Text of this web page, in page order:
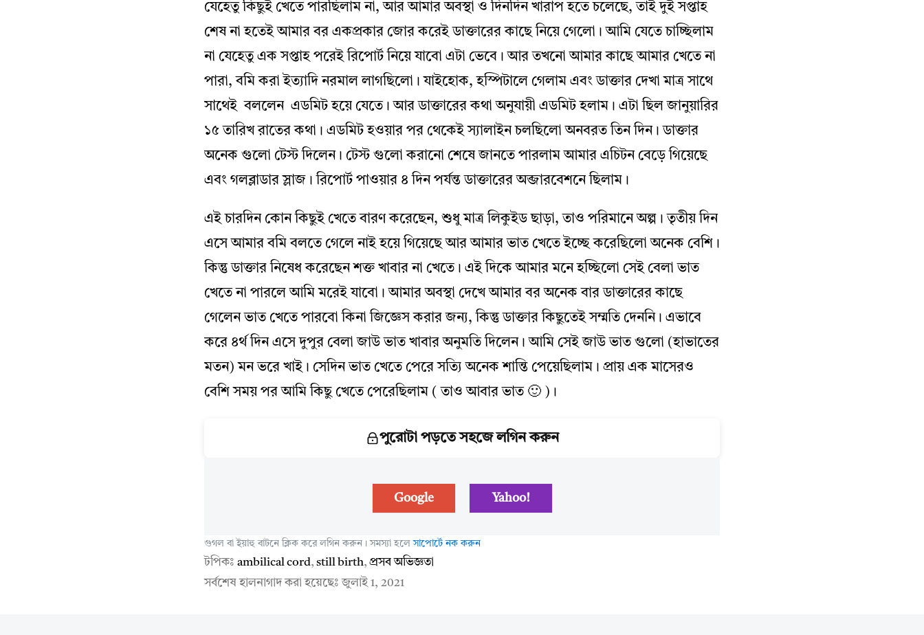
যেহেতু কিছুই খেতে পারছিলাম না, আর আমার অবস্থা ও দিনদিন খারাপ হতে চলেছে, তাই দুই সপ্তাহ
শেষ না হতেই আমার বর একপ্রকার জোর করেই ডাক্তারের কাছে নিয়ে গেলো। আমি যেতে চাচ্ছিলাম
না যেহেতু এক সপ্তাহ পরেই রিপোর্ট নিয়ে যাবো এটা ভেবে। আর তখনো আমার কাছে আমার খেতে না
পারা, বমি করা ইত্যাদি নরমাল লাগছিলো। যাইহোক, হস্পিটালে গেলাম এবং ডাক্তার দেখা মাত্র সাথে
সাথেই বললেন এডমিট হয়ে যেতে। আর ডাক্তারের কথা অনুযায়ী এডমিট হলাম। এটা ছিল জানুয়ারির
১৫ তারিখ রাতের কথা। এডমিট হওয়ার পর থেকেই স্যালাইন চলছিলো অনবরত তিন দিন। ডাক্তার
অনেক গুলো টেস্ট দিলেন। টেস্ট গুলো করানো শেষে জানতে পারলাম আমার এচিটন বেড়ে গিয়েছে
এবং গলব্লাডার স্লাজ। রিপোর্ট পাওয়ার ৪ দিন পর্যন্ত ডাক্তারের অব্জারবেশনে ছিলাম।
এই চারদিন কোন কিছুই খেতে বারণ করেছেন, শুধু মাত্র লিকুইড ছাড়া, তাও পরিমানে অল্প। তৃতীয় দিন
এসে আমার বমি বলতে গেলে নাই হয়ে গিয়েছে আর আমার ভাত খেতে ইচ্ছে করেছিলো অনেক বেশি।
কিন্তু ডাক্তার নিষেধ করেছেন শক্ত খাবার না খেতে। এই দিকে আমার মনে হচ্ছিলো সেই বেলা ভাত
খেতে না পারলে আমি মরেই যাবো। আমার অবস্থা দেখে আমার বর অনেক বার ডাক্তারের কাছে
গেলেন ভাত খেতে পারবো কিনা জিজ্ঞেস করার জন্য, কিন্তু ডাক্তার কিছুতেই সম্মতি দেননি। এভাবে
করে ৪র্থ দিন এসে দুপুর বেলা জাউ ভাত খাবার অনুমতি দিলেন। আমি সেই জাউ ভাত গুলো (হাভাতের
মতন) মন ভরে খাই। সেদিন ভাত খেতে পেরে সত্যি অনেক শান্তি পেয়েছিলাম। প্রায় এক মাসেরও
বেশি সময় পর আমি কিছু খেতে পেরেছিলাম ( তাও আবার ভাত 🙂 )।
পুরোটা পড়তে সহজে লগিন করুন
Google Yahoo!
গুগল বা ইয়াহু বাটনে ক্লিক করে লগিন করুন। সমস্যা হলেসাপোর্টে নক করুন
টপিকঃ ambilical cord, still birth, প্রসব অভিজ্ঞতা
সর্বশেষ হালনাগাদ করা হয়েছেঃজুলাই 1, 2021